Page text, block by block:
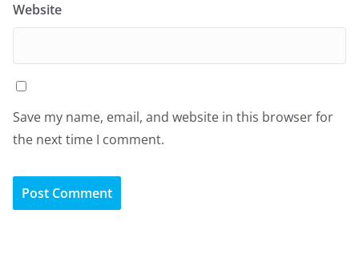
Website
Save my name, email, and website in this browser for
the next time I comment.